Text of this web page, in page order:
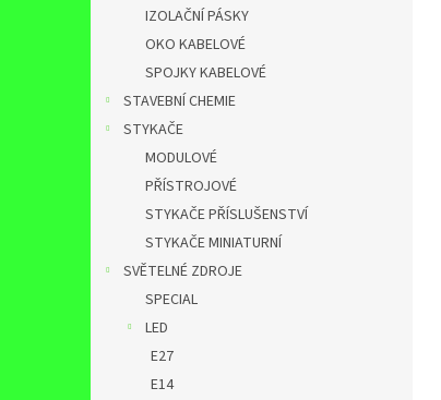
IZOLAČNÍ PÁSKY
OKO KABELOVÉ
SPOJKY KABELOVÉ
STAVEBNÍ CHEMIE
STYKAČE
MODULOVÉ
PŘÍSTROJOVÉ
STYKAČE PŘÍSLUŠENSTVÍ
STYKAČE MINIATURNÍ
SVĚTELNÉ ZDROJE
SPECIAL
LED
E27
E14